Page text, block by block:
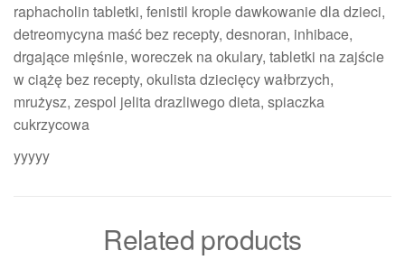
raphacholin tabletki, fenistil krople dawkowanie dla dzieci,
detreomycyna maść bez recepty, desnoran, inhibace,
drgające mięśnie, woreczek na okulary, tabletki na zajście
w ciążę bez recepty, okulista dziecięcy wałbrzych,
mrużysz, zespol jelita drazliwego dieta, spiaczka
cukrzycowa
yyyyy
Related products